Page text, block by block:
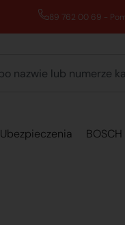
89 762 00 69 -
Ubezpieczenia